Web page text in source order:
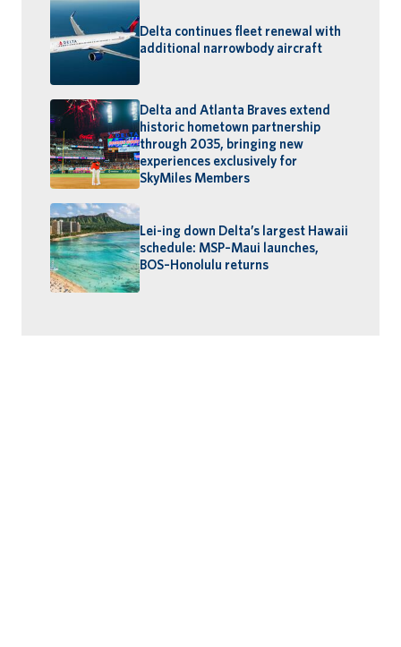
Delta continues fleet renewal with
additional narrowbody aircraft
Delta and Atlanta Braves extend
historic hometown partnership
through 2035, bringing new
experiences exclusively for
SkyMiles Members
Lei-ing down Delta’s largest Hawaii
schedule: MSP–Maui launches,
BOS–Honolulu returns